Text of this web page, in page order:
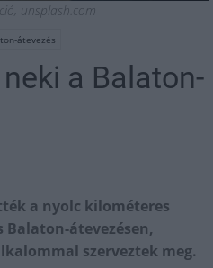
unsplash.com
átevezés
a Balaton-
a nyolc kilométeres
átevezésen,
szerveztek meg.